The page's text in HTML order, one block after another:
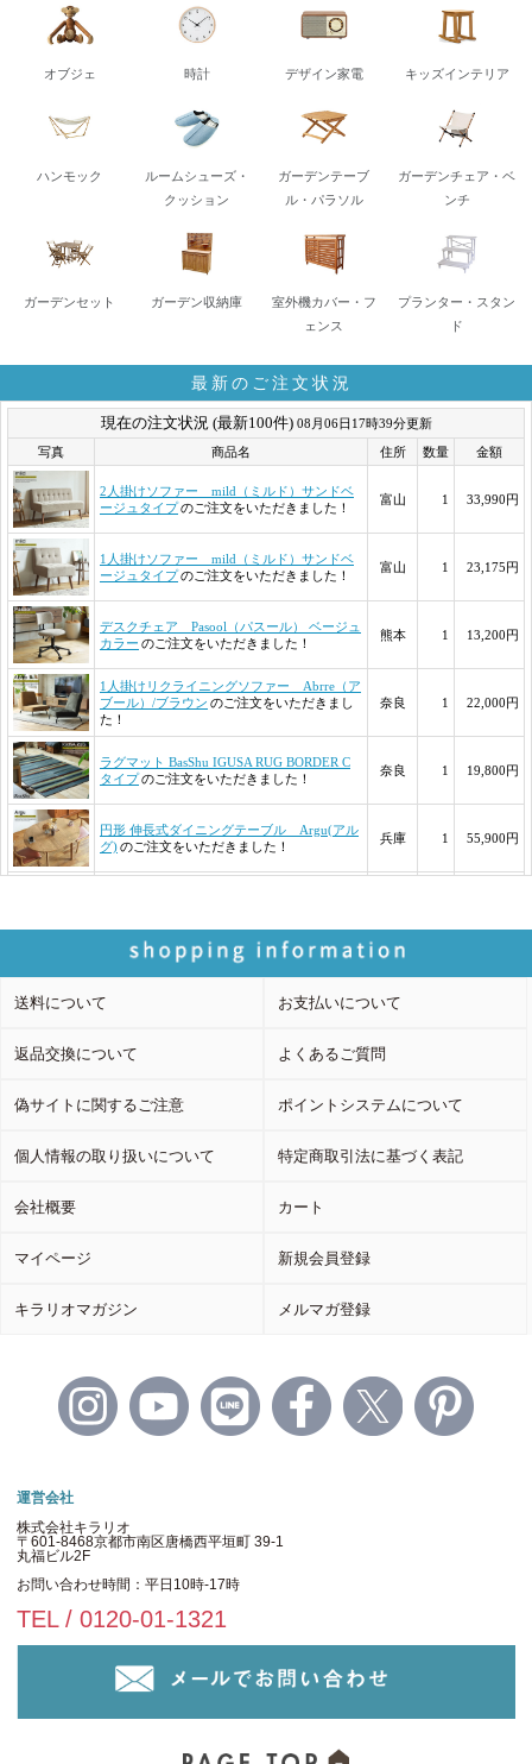
オブジェ 時計 デザイン家電 キッズインテリア
ハンモック
ルームシューズ・
クッション
ガーデンテーブ
ル・パラソル
ガーデンチェア・ベ
ンチ
ガーデンセット ガーデン収納庫
室外機カバー・フ
ェンス
プランター・スタン
ド
最新のご注文状況
送料について お支払いについて
返品交換について よくあるご質問
偽サイトに関するご注意 ポイントシステムについて
個人情報の取り扱いについて 特定商取引法に基づく表記
会社概要 カート
マイページ 新規会員登録
キラリオマガジン メルマガ登録
運営会社
株式会社キラリオ
〒601-8468京都市南区唐橋西平垣町 39-1
丸福ビル2F
お問い合わせ時間：平日10時-17時
TEL / 0120-01-1321